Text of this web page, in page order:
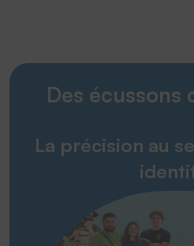
Des écussons
La précision au